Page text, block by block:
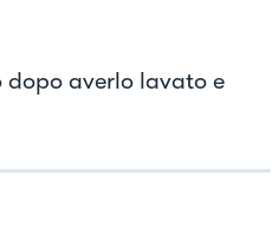
averlo lavato e